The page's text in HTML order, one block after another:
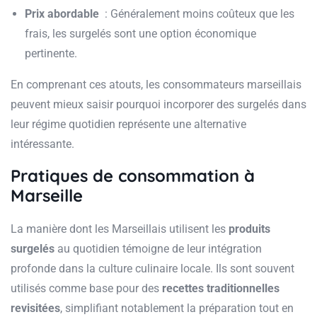
Prix abordable : Généralement moins coûteux que les
frais, les surgelés sont une option économique
pertinente.
En comprenant ces atouts, les consommateurs marseillais
peuvent mieux saisir pourquoi incorporer des surgelés dans
leur régime quotidien représente une alternative
intéressante.
Pratiques de consommation à
Marseille
La manière dont les Marseillais utilisent les produits
surgelés au quotidien témoigne de leur intégration
profonde dans la culture culinaire locale. Ils sont souvent
utilisés comme base pour des recettes traditionnelles
revisitées, simplifiant notablement la préparation tout en